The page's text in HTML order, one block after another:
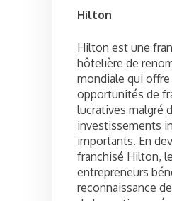
Hilton
Hilton est une
hôtelière de
mondiale qui offre
opportunités de
lucratives malgré
investissements
importants. En
franchisé Hilton,
entrepreneurs
reconnaissance